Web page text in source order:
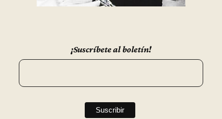
¡Suscríbete al boletín!